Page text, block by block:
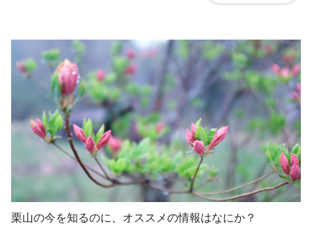
栗山の今を知るのに、オススメの情報はなにか？